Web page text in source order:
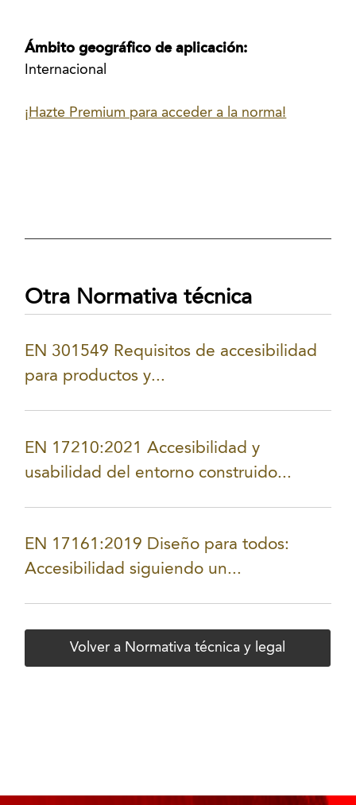
Ámbito geográfico de aplicación:
Internacional
¡Hazte Premium para acceder a la norma!
Otra Normativa técnica
EN 301549 Requisitos de accesibilidad
para productos y...
EN 17210:2021 Accesibilidad y
usabilidad del entorno construido...
EN 17161:2019 Diseño para todos:
Accesibilidad siguiendo un...
Volver a Normativa técnica y legal